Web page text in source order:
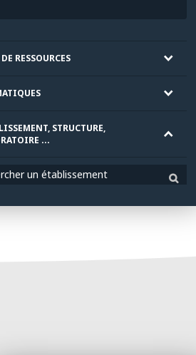
RESSOURCES
STRUCTURE,
...
un établissement